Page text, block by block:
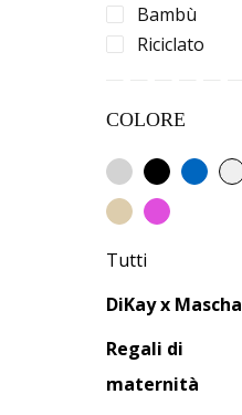
Bambù
Riciclato
COLORE
Tutti
DiKay x Mascha
Regali di
maternità